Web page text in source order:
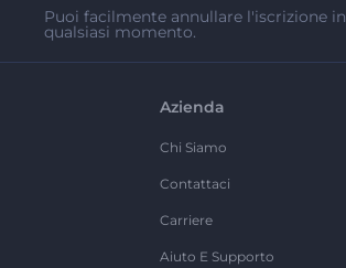
Puoi facilmente annullare l'iscrizione in
qualsiasi momento.
Azienda
Chi Siamo
Contattaci
Carriere
Aiuto E Supporto